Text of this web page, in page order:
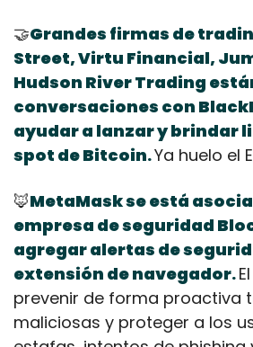
🤝Grandes firmas de
Street, Virtu Financial,
Hudson River Trading
conversaciones con
ayudar a lanzar y brindar
spot de Bitcoin.Ya huelo el
🦊MetaMask se está
empresa de seguridad
agregar alertas de
extensión de navegador.
prevenir de forma proactiva
maliciosas y proteger a los